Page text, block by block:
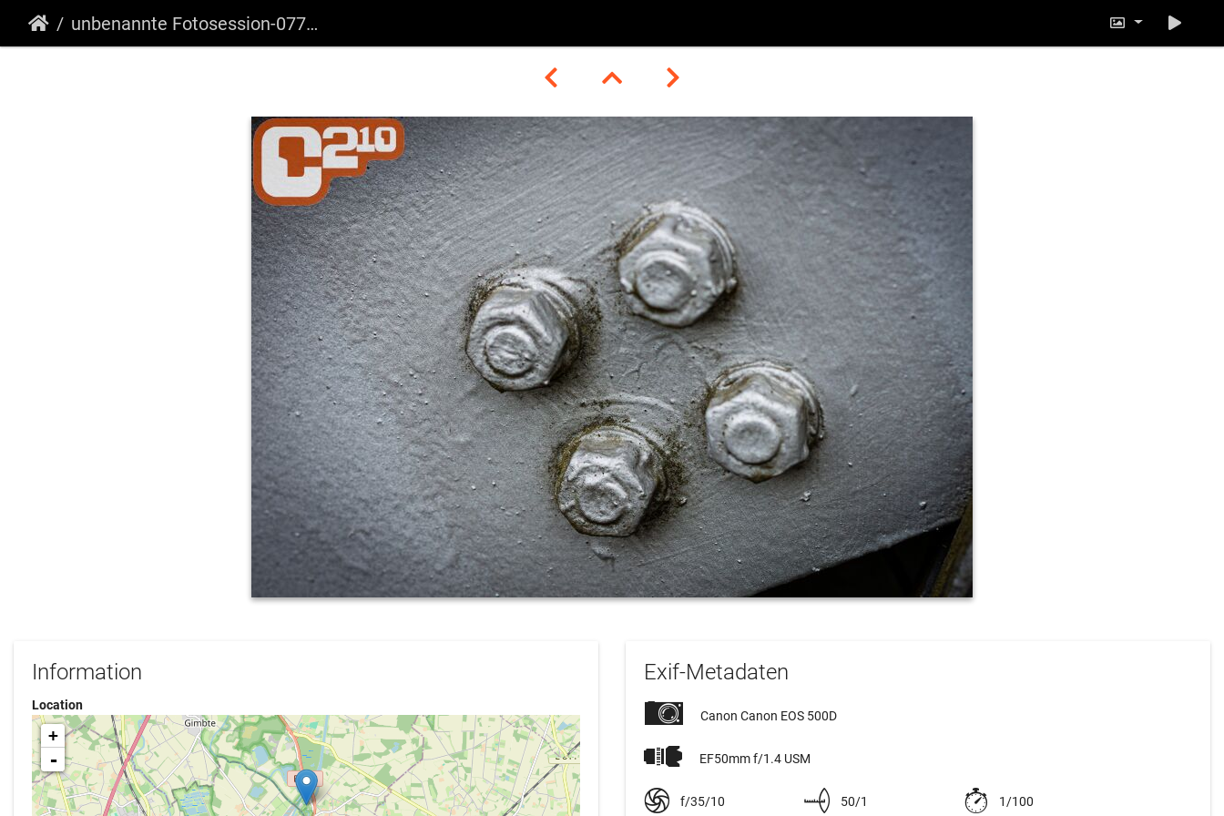
unbenannte Fotosession-077-Verbessert
Information
Location
+
-
Exif-Metadaten
Canon Canon EOS 500D
EF50mm f/1.4 USM
f/35/10 50/1 1/100